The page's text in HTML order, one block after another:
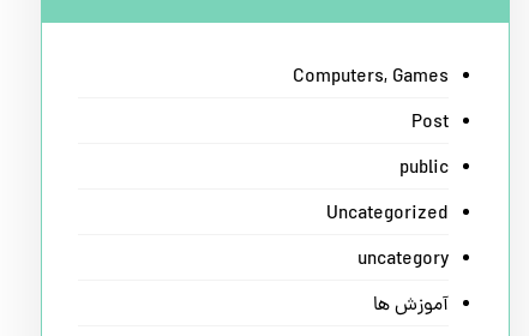
Computers, Games
Post
public
Uncategorized
uncategory
آموزش ها